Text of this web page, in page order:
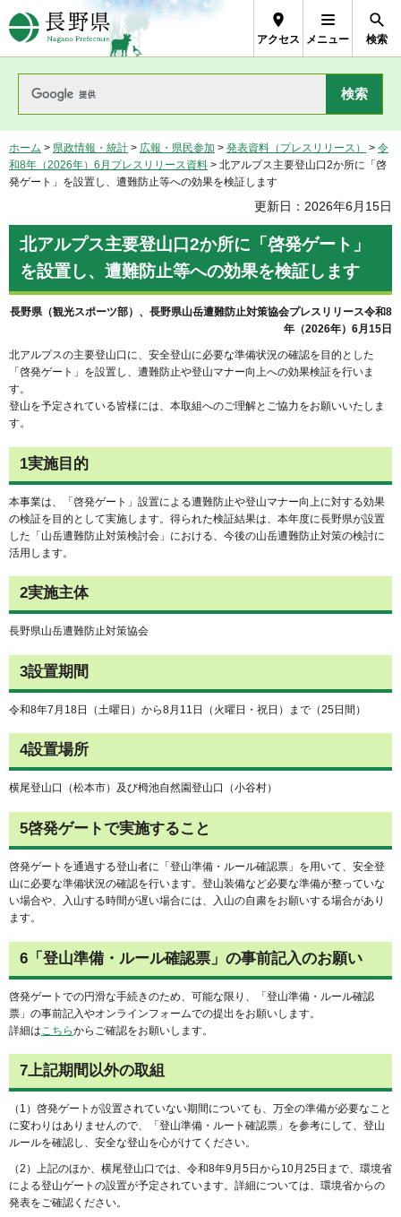
長野県Nagano Prefecture
アクセス メニュー 検索
ホーム > 県政情報・統計 > 広報・県民参加 > 発表資料（プレスリリース） > 令
和8年（2026年）6月プレスリリース資料 > 北アルプス主要登山口2か所に「啓
発ゲート」を設置し、遭難防止等への効果を検証します
更新日：2026年6月15日
北アルプス主要登山口2か所に「啓発ゲート」
を設置し、遭難防止等への効果を検証します
長野県（観光スポーツ部）、長野県山岳遭難防止対策協会プレスリリース令和8
年（2026年）6月15日
北アルプスの主要登山口に、安全登山に必要な準備状況の確認を目的とした
「啓発ゲート」を設置し、遭難防止や登山マナー向上への効果検証を行いま
す。
登山を予定されている皆様には、本取組へのご理解とご協力をお願いいたしま
す。
1実施目的
本事業は、「啓発ゲート」設置による遭難防止や登山マナー向上に対する効果
の検証を目的として実施します。得られた検証結果は、本年度に長野県が設置
した「山岳遭難防止対策検討会」における、今後の山岳遭難防止対策の検討に
活用します。
2実施主体
長野県山岳遭難防止対策協会
3設置期間
令和8年7月18日（土曜日）から8月11日（火曜日・祝日）まで（25日間）
4設置場所
横尾登山口（松本市）及び栂池自然園登山口（小谷村）
5啓発ゲートで実施すること
啓発ゲートを通過する登山者に「登山準備・ルール確認票」を用いて、安全登
山に必要な準備状況の確認を行います。登山装備など必要な準備が整っていな
い場合や、入山する時間が遅い場合には、入山の自粛をお願いする場合があり
ます。
6「登山準備・ルール確認票」の事前記入のお願い
啓発ゲートでの円滑な手続きのため、可能な限り、「登山準備・ルール確認
票」の事前記入やオンラインフォームでの提出をお願いします。
詳細は こちらからご確認をお願いします。
7上記期間以外の取組
（1）啓発ゲートが設置されていない期間についても、万全の準備が必要なこと
に変わりはありませんので、「登山準備・ルート確認票」を参考にして、登山
ルールを確認し、安全な登山を心がけてください。
（2）上記のほか、横尾登山口では、令和8年9月5日から10月25日まで、環境省
による登山ゲートの設置が予定されています。詳細については、環境省からの
発表をご確認ください。